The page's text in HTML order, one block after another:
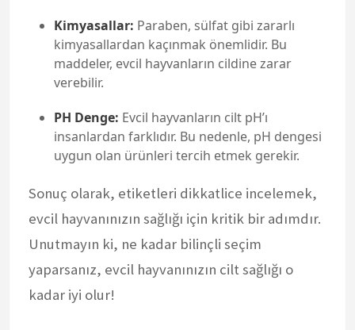
Kimyasallar: Paraben, sülfat gibi zararlı
kimyasallardan kaçınmak önemlidir. Bu
maddeler, evcil hayvanların cildine zarar
verebilir.
PH Denge: Evcil hayvanların cilt pH’ı
insanlardan farklıdır. Bu nedenle, pH dengesi
uygun olan ürünleri tercih etmek gerekir.
Sonuç olarak, etiketleri dikkatlice incelemek,
evcil hayvanınızın sağlığı için kritik bir adımdır.
Unutmayın ki, ne kadar bilinçli seçim
yaparsanız, evcil hayvanınızın cilt sağlığı o
kadar iyi olur!